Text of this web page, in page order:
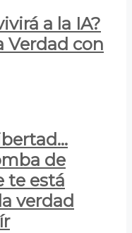
a la IA?
Verdad con
de
te está
verdad